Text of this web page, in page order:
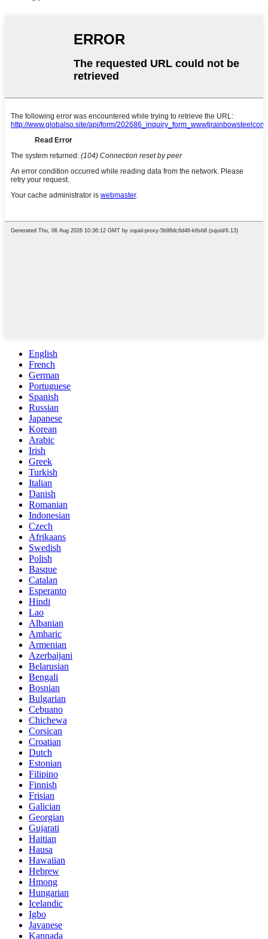
English
French
German
Portuguese
Spanish
Russian
Japanese
Korean
Arabic
Irish
Greek
Turkish
Italian
Danish
Romanian
Indonesian
Czech
Afrikaans
Swedish
Polish
Basque
Catalan
Esperanto
Hindi
Lao
Albanian
Amharic
Armenian
Azerbaijani
Belarusian
Bengali
Bosnian
Bulgarian
Cebuano
Chichewa
Corsican
Croatian
Dutch
Estonian
Filipino
Finnish
Frisian
Galician
Georgian
Gujarati
Haitian
Hausa
Hawaiian
Hebrew
Hmong
Hungarian
Icelandic
Igbo
Javanese
Kannada